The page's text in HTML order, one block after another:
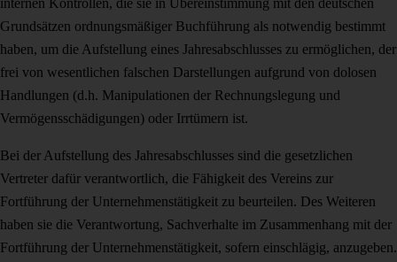
internen Kontrollen, die sie in Übereinstimmung mit den deutschen
Grundsätzen ordnungsmäßiger Buchführung als notwendig bestimmt
haben, um die Aufstellung eines Jahresabschlusses zu ermöglichen, der
frei von wesentlichen falschen Darstellungen aufgrund von dolosen
Handlungen (d.h. Manipulationen der Rechnungslegung und
Vermögensschädigungen) oder Irrtümern ist.
Bei der Aufstellung des Jahresabschlusses sind die gesetzlichen
Vertreter dafür verantwortlich, die Fähigkeit des Vereins zur
Fortführung der Unternehmenstätigkeit zu beurteilen. Des Weiteren
haben sie die Verantwortung, Sachverhalte im Zusammenhang mit der
Fortführung der Unternehmenstätigkeit, sofern einschlägig, anzugeben.